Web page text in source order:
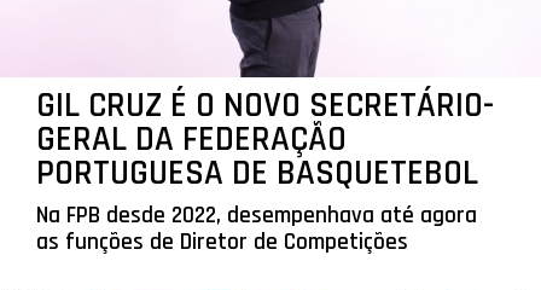
GIL CRUZ É O NOVO SECRETÁRIO-
GERAL DA FEDERAÇÃO
PORTUGUESA DE BASQUETEBOL
Na FPB desde 2022, desempenhava até agora
as funções de Diretor de Competições